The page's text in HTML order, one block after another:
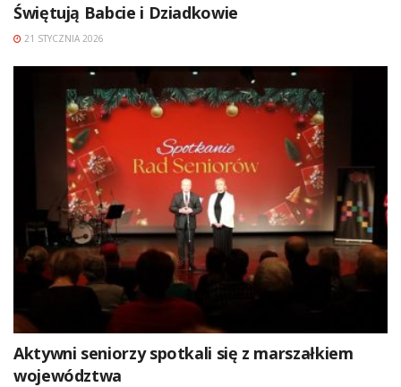
Świętują Babcie i Dziadkowie
21 STYCZNIA 2026
Aktywni seniorzy spotkali się z marszałkiem
województwa